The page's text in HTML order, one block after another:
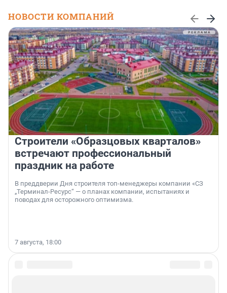
НОВОСТИ КОМПАНИЙ
Строители «Образцовых кварталов»
встречают профессиональный
праздник на работе
В преддверии Дня строителя топ-менеджеры компании «СЗ
„Терминал-Ресурс“ — о планах компании, испытаниях и
поводах для осторожного оптимизма.
7 августа, 18:00